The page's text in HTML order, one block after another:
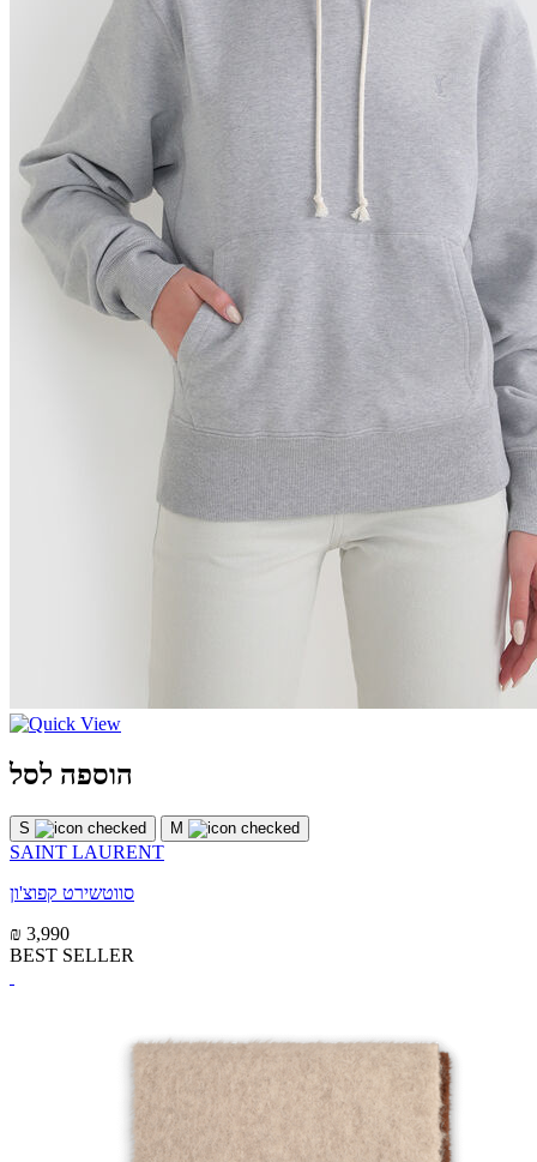
הוספה לסל
S M
SAINT LAURENT
סווטשירט קפוצ'ון
₪ 3,990
BEST SELLER